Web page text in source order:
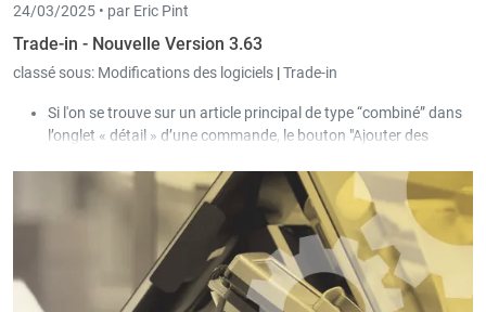
24/03/2025 • par Eric Pint
Trade-in - Nouvelle Version 3.63
classé sous: Modifications des logiciels |Trade-in
Si l'on se trouve sur un article principal de type “combiné” dans
l’onglet « détail » d’une commande, le bouton "Ajouter des
sous-articles de l’article combiné. Cela permet de modifier de
manière encore plus flexible la composition d'un article combiné
dans la commande.